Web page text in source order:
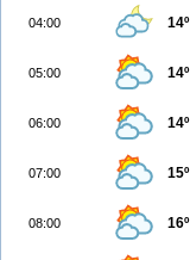
04:00 14º
05:00 14º
06:00 14º
07:00 15º
08:00 16º